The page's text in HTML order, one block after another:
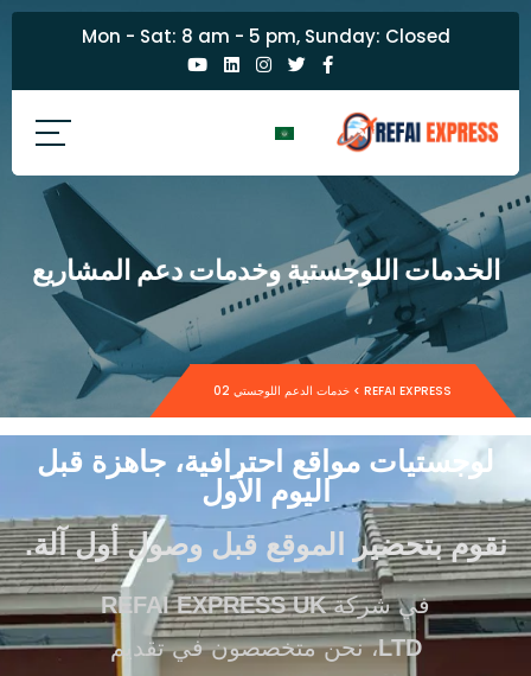
Mon - Sat: 8 am - 5 pm, Sunday: Closed
الخدمات اللوجستية وخدمات دعم المشاريع
REFAI EXPRESS
> خدمات الدعم اللوجستي 02
لوجستيات مواقع احترافية، جاهزة قبل
اليوم الأول
نقوم بتحضير الموقع قبل وصول أول آلة.
في شركةREFAI EXPRESS UK
LTD، نحن متخصصون في تقديم